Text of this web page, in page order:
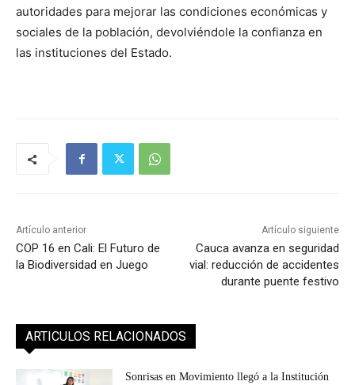
autoridades para mejorar las condiciones económicas y
sociales de la población, devolviéndole la confianza en
las instituciones del Estado.
Artículo anterior
COP 16 en Cali: El Futuro de
la Biodiversidad en Juego
Artículo siguiente
Cauca avanza en seguridad
vial: reducción de accidentes
durante puente festivo
ARTICULOS RELACIONADOS
Sonrisas en Movimiento llegó a la Institución